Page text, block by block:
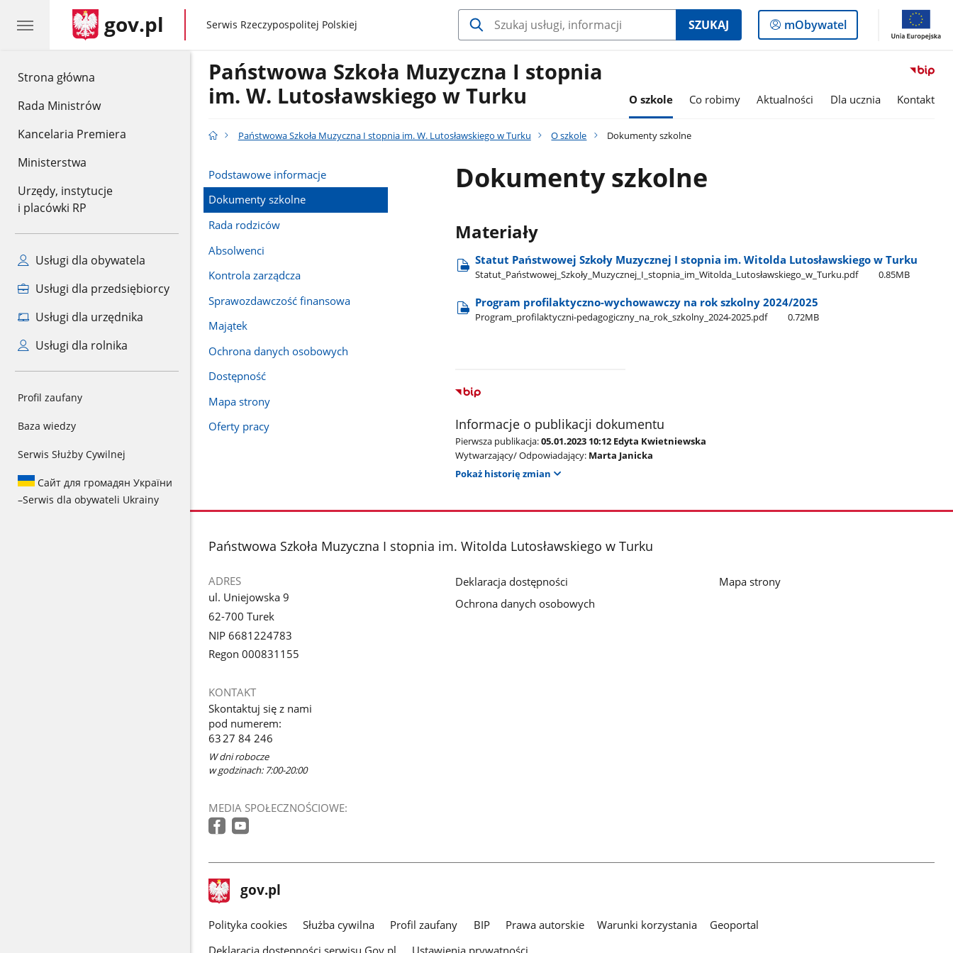
Strona główna
Rada Ministrów
Kancelaria Premiera
Ministerstwa
Urzędy, instytucje
i placówki RP
Usługi dla obywatela
Usługi dla przedsiębiorcy
Usługi dla urzędnika
Usługi dla rolnika
Profil zaufany
Baza wiedzy
Serwis Służby Cywilnej
Сайт для громадян України
–Serwis dla obywateli Ukrainy
gov.pl gov.pl
Serwis Rzeczypospolitej Polskiej SZUKAJ
Logowanie
do
mObywatel
Państwowa Szkoła Muzyczna I stopnia
im. W. Lutosławskiego w Turku
O szkole Co robimy Aktualności Dla ucznia Kontakt
Państwowa Szkoła Muzyczna I stopnia im. W. Lutosławskiego w Turku O szkole Dokumenty szkolne
Podstawowe informacje
Dokumenty szkolne
Rada rodziców
Absolwenci
Kontrola zarządcza
Sprawozdawczość finansowa
Majątek
Ochrona danych osobowych
Dostępność
Mapa strony
Oferty pracy
Dokumenty szkolne
Materiały
Statut Państwowej Szkoły Muzycznej I stopnia im. Witolda Lutosławskiego w Turku
Statut​_Państwowej​_Szkoły​_Muzycznej​_I​_stopnia​_im​_Witolda​_Lutosławskiego​_w​_Turku.pdf 0.85MB
Program profilaktyczno-wychowawczy na rok szkolny 2024/2025
Program​_profilaktyczni-pedagogiczny​_na​_rok​_szkolny​_2024-2025.pdf 0.72MB
Informacje o publikacji dokumentu
Pierwsza publikacja:05.01.2023 10:12 Edyta Kwietniewska
Wytwarzający/ Odpowiadający: Marta Janicka
Pokaż historię zmian
stopka
Państwowa Szkoła Muzyczna I stopnia im. Witolda Lutosławskiego w Turku
ADRES
ul. Uniejowska 9
62-700 Turek
NIP 6681224783
Regon 000831155
KONTAKT
Skontaktuj się z nami
pod numerem:
63 27 84 246
W dni robocze
w godzinach: 7:00-20:00
MEDIA SPOŁECZNOŚCIOWE:
Deklaracja dostępności
Ochrona danych osobowych
Mapa strony
stopka
gov.pl Strona
gov.pl
gov.pl
Polityka cookies Służba cywilna Profil zaufany BIP Prawa autorskie Warunki korzystania
Geoportal
Deklaracja dostępności serwisu Gov.pl
Ustawienia prywatności